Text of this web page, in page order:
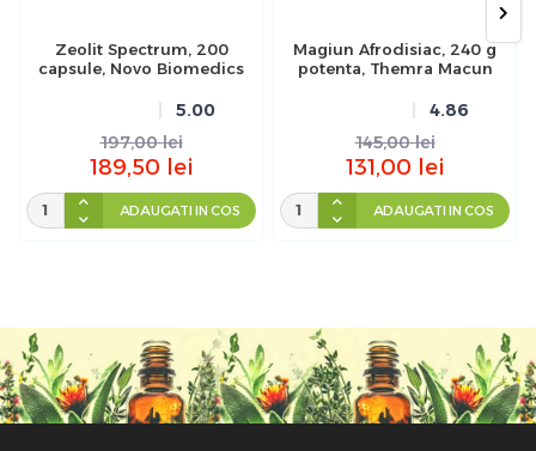
Zeolit Spectrum, 200
capsule, Novo Biomedics
5.00
197,00 lei
189,50 lei
ADAUGATI IN COS
Magiun Afrodisiac, 240 g
potenta, Themra Macun
4.86
145,00 lei
131,00 lei
ADAUGATI IN COS